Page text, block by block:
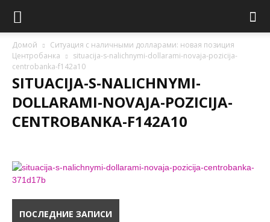
Домой
Ситуация с наличными долларами: новая позиция
Центробанка
situacija-s-nalichnymi-dollarami-novaja-pozicija-
centrobanka-f142a10
SITUACIJA-S-NALICHNYMI-
DOLLARAMI-NOVAJA-POZICIJA-
CENTROBANKA-F142A10
ПОСЛЕДНИЕ ЗАПИСИ